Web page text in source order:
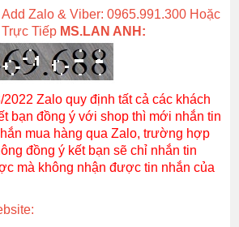
Zalo & Viber: 0965.991.300 Hoặc
Tiếp MS.LAN ANH:
Zalo quy định tất cả các khách
bạn đồng ý với shop thì mới nhắn tin
mua hàng qua Zalo, trường hợp
đồng ý kết bạn sẽ chỉ nhắn tin
mà không nhận được tin nhắn của